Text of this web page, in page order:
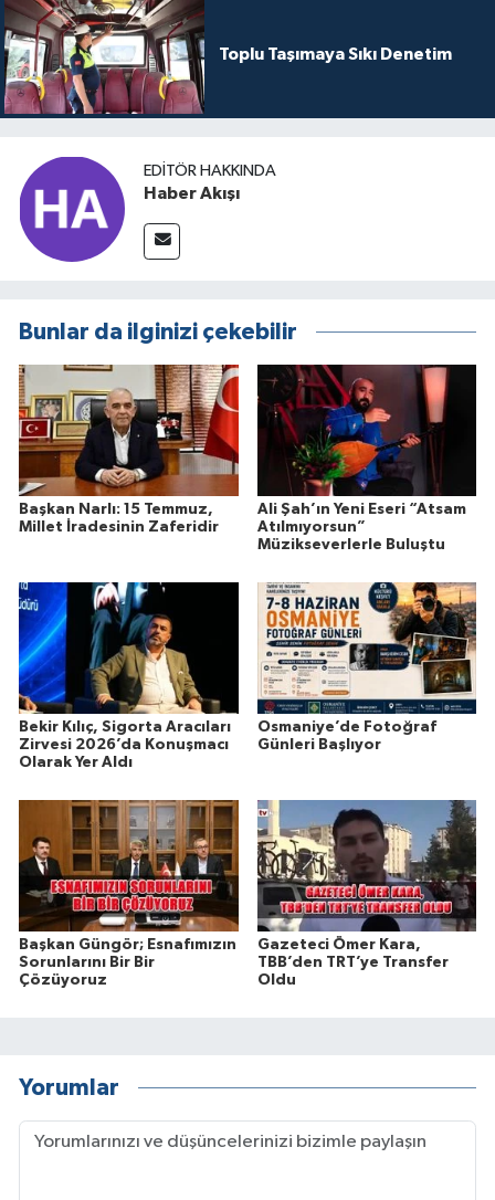
Toplu Taşımaya Sıkı Denetim
EDITÖR HAKKINDA
Haber Akışı
Bunlar da ilginizi çekebilir
Başkan Narlı: 15 Temmuz,
Millet İradesinin Zaferidir
Ali Şah’ın Yeni Eseri “Atsam
Atılmıyorsun”
Müzikseverlerle Buluştu
Bekir Kılıç, Sigorta Aracıları
Zirvesi 2026’da Konuşmacı
Olarak Yer Aldı
Osmaniye’de Fotoğraf
Günleri Başlıyor
Başkan Güngör; Esnafımızın
Sorunlarını Bir Bir
Çözüyoruz
Gazeteci Ömer Kara,
TBB’den TRT’ye Transfer
Oldu
Yorumlar